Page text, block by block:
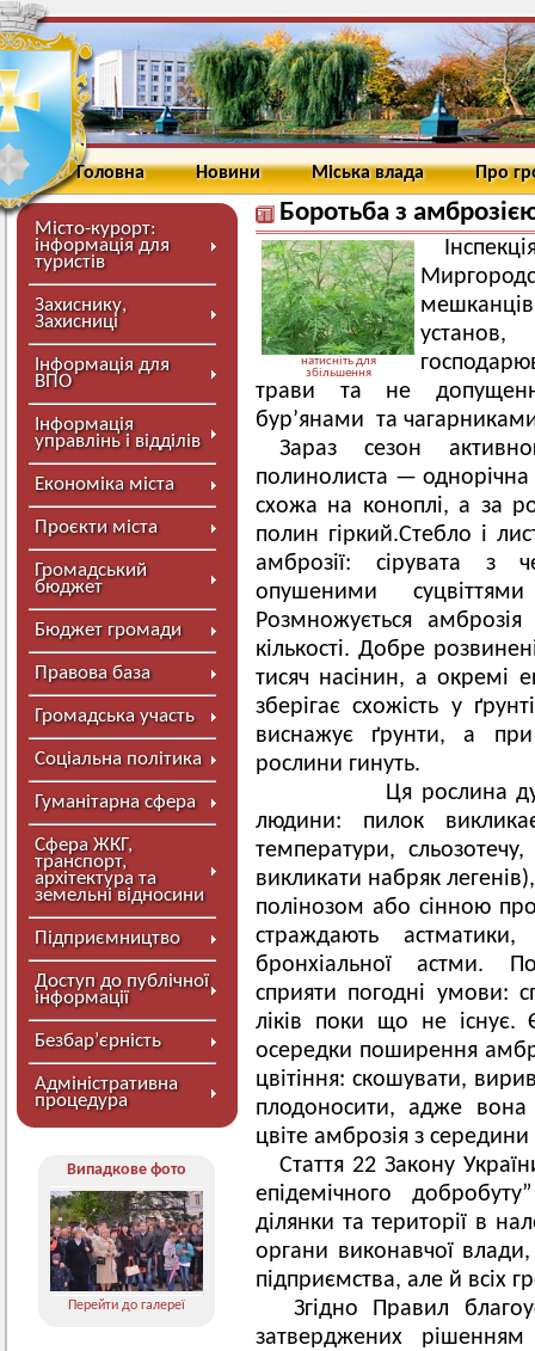
Головна Новини Міська влада Про
Місто-курорт:
інформація для
туристів
Захиснику,
Захисниці
Інформація для
ВПО
Інформація
управлінь і відділів
Економіка міста
Проєкти міста
Громадський
бюджет
Бюджет громади
Правова база
Громадська участь
Соціальна політика
Гуманітарна сфера
Сфера ЖКГ,
транспорт,
архітектура та
земельні відносини
Підприємництво
Доступ до публічної
інформації
Безбар’єрність
Адміністративна
процедура
Випадкове фото
Перейти до галереї
Боротьба з
натисніть для
збільшення
установ,
трави та не
бур’янами та
Зараз сезон
полинолиста —
схожа на коноплі, а за
полин гіркий.Стебло і
амброзії: сірувата з
опушеними
Розмножується
кількості. Добре
тисяч насінин, а окремі
зберігає схожість у
виснажує ґрунти, а при
рослини гинуть.
Ця рослина дуже
людини: пилок
температури,
викликати набряк
полінозом або сінною
страждають
бронхіальної астми.
сприяти погодні умови:
ліків поки що не існує.
осередки поширення
цвітіння: скошувати,
плодоносити, адже вона
цвіте амброзія з
Стаття 22 Закону
епідемічного
ділянки та території в
органи виконавчої
підприємства, але й всіх
Згідно Правил
затверджених